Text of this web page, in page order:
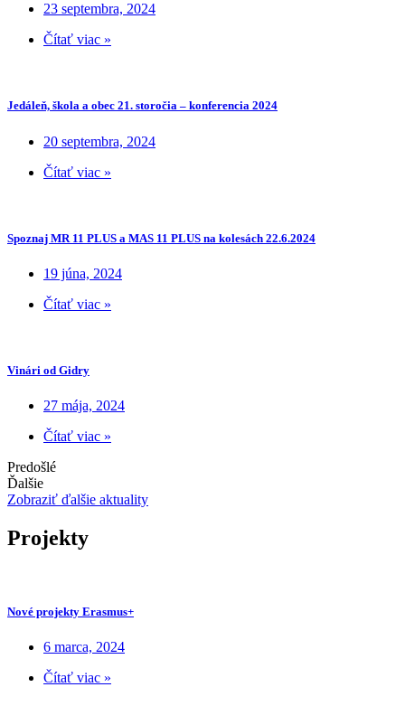
23 septembra, 2024
Čítať viac »
Jedáleň, škola a obec 21. storočia – konferencia 2024
20 septembra, 2024
Čítať viac »
Spoznaj MR 11 PLUS a MAS 11 PLUS na kolesách 22.6.2024
19 júna, 2024
Čítať viac »
Vinári od Gidry
27 mája, 2024
Čítať viac »
Predošlé
Ďalšie
Zobraziť ďalšie aktuality
Projekty
Nové projekty Erasmus+
6 marca, 2024
Čítať viac »